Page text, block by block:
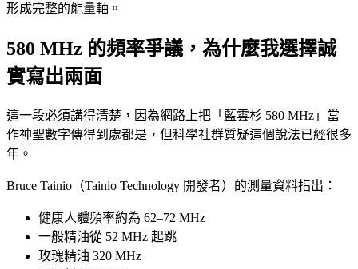
形成完整的能量軸。
580 MHz 的頻率爭議，為什麼我選擇誠
實寫出兩面
這一段必須講得清楚，因為網路上把「藍雲杉 580 MHz」當
作神聖數字傳得到處都是，但科學社群質疑這個說法已經很多
年。
Bruce Tainio（Tainio Technology 開發者）的測量資料指出：
健康人體頻率約為 62–72 MHz
一般精油從 52 MHz 起跳
玫瑰精油 320 MHz